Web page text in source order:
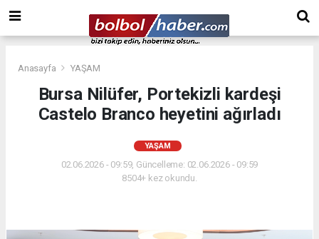
Anasayfa YAŞAM
Bursa Nilüfer, Portekizli kardeşi
Castelo Branco heyetini ağırladı
YAŞAM
02.06.2026 - 09:59, Güncelleme: 02.06.2026 - 09:59
8504+ kez okundu.